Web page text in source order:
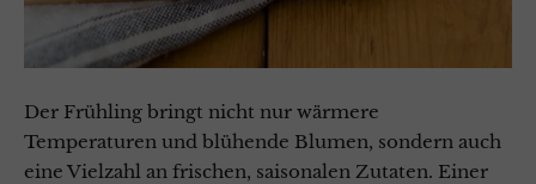
Der Frühling bringt nicht nur wärmere
Temperaturen und blühende Blumen, sondern auch
eine Vielzahl an frischen, saisonalen Zutaten. Einer